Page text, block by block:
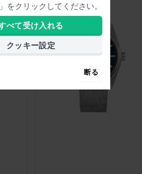
-35%
をクリックしてください。
べて受け入れる
クッキー設定
断る